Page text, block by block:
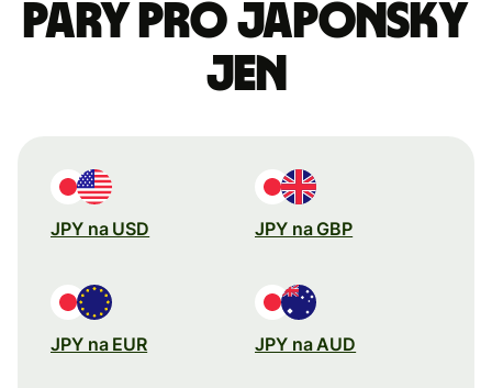
páry pro japonský
jen
JPY na USD JPY na GBP
JPY na EUR JPY na AUD